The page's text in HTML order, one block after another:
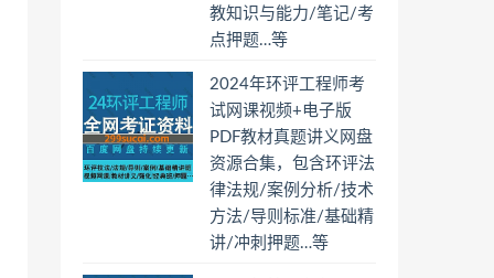
教知识与能力/笔记/考
点押题…等
2024年环评工程师考
试网课视频+电子版
PDF教材真题讲义网盘
资源合集，包含环评法
律法规/案例分析/技术
方法/导则标准/基础精
讲/冲刺押题…等